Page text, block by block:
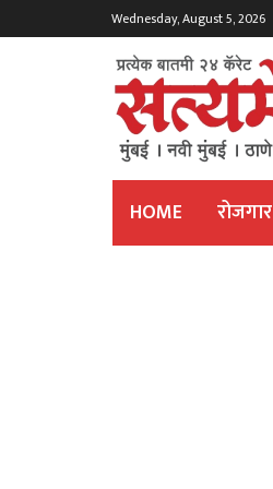
Wednesday, August 5, 2026
HOME रोजगार